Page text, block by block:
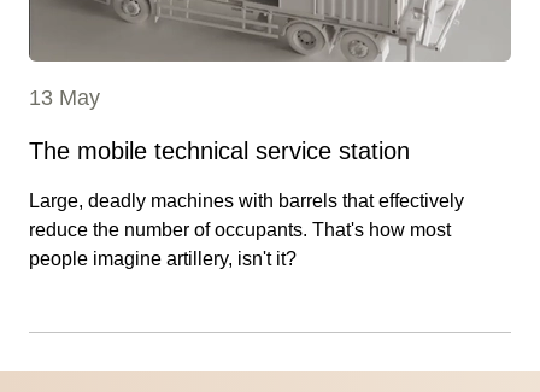
13 May
The mobile technical service station
Large, deadly machines with barrels that effectively
reduce the number of occupants. That's how most
people imagine artillery, isn't it?